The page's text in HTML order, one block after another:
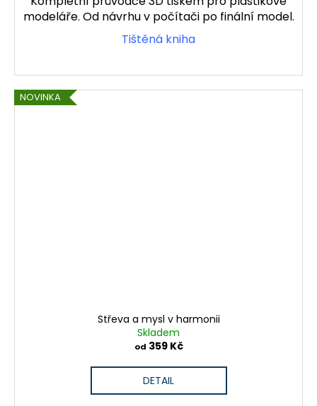
modeláře. Od návrhu v počítači po finální model.
Tištěná kniha
NOVINKA
Střeva a mysl v harmonii
Skladem
od 359 Kč
DETAIL